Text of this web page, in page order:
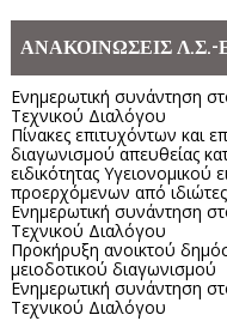
ΑΝΑΚΟΙΝΩΣΕΙΣ Λ.Σ.-
Ενημερωτική συνάντηση
Τεχνικού Διαλόγου
Πίνακες επιτυχόντων και
διαγωνισμού απευθείας
ειδικότητας Υγειονομικού
προερχόμενων από
Ενημερωτική συνάντηση
Τεχνικού Διαλόγου
Προκήρυξη ανοικτού
μειοδοτικού διαγωνισμού
Ενημερωτική συνάντηση
Τεχνικού Διαλόγου